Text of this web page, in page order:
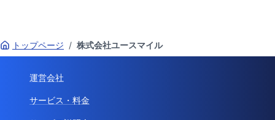
トップページ / 株式会社ユースマイル
運営会社
サービス・料金